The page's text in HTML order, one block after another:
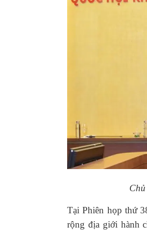
Tại Phiên họp thứ
rộng địa giới hành